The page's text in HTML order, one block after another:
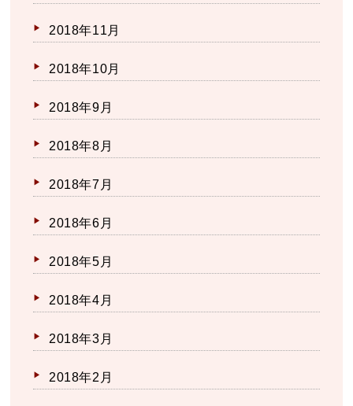
2018年11月
2018年10月
2018年9月
2018年8月
2018年7月
2018年6月
2018年5月
2018年4月
2018年3月
2018年2月